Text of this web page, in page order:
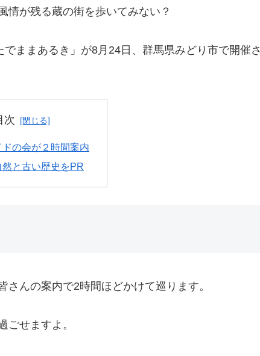
情が残る蔵の街を歩いてみない？
ままあるき」が8月24日、群馬県みどり市で開催さ
次
の会が２時間案内
然と古い歴史をPR
んの案内で2時間ほどかけて巡ります。
ごせますよ。